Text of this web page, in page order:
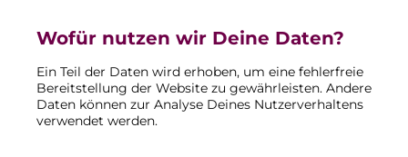
Wofür nutzen wir Deine Daten?
Ein Teil der Daten wird erhoben, um eine fehlerfreie
Bereitstellung der Website zu gewährleisten. Andere
Daten können zur Analyse Deines Nutzerverhaltens
verwendet werden.